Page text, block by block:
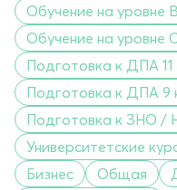
Обучение на уровне
Обучение на уровне
Подготовка к ДПА 11
Подготовка к ДПА 9
Подготовка к ЗНО /
Университетские
Бизнес
Общая